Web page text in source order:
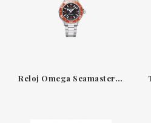
Reloj Omega Seamaster Planet Ocean 600M 42 mm — Acero con bisel naranja y brazalete metálico